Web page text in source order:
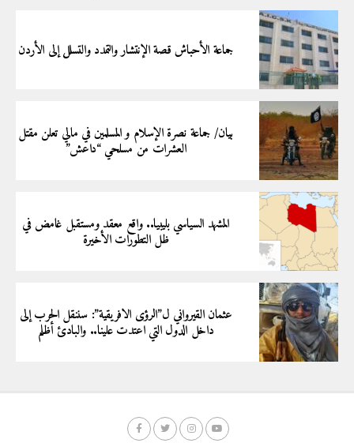
جماعة الأحباش قصة الإنتشار والتمدد والتسلل إلى الأردن
بيان/ جماعة نصرة الإسلام و المسلمين في مالي تعلن مقتل
العشرات من مسلحي “داعش”
المشهد السياسي بليبيا.. واقع معقد ومستقبل غامض في
ظل التطورات الأخيرة
عثمان القيرواني ل”الرؤى الافريقية”: سننقل الحرب إلى
داخل الدول التي اعتدت علينا.. والبادئ أظلم